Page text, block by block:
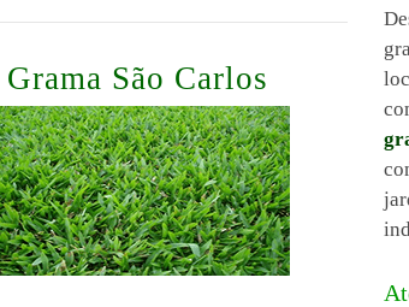
Grama São Carlos